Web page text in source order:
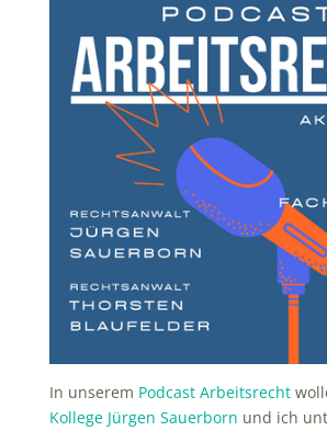
In unserem Podcast Arbeitsrecht
Kollege Jürgen Sauerborn und ich